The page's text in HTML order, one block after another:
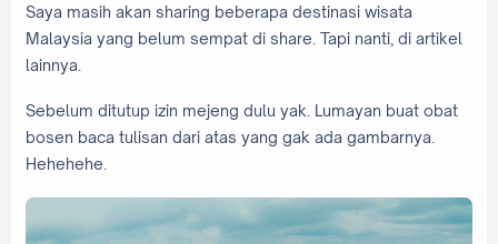
Saya masih akan sharing beberapa destinasi wisata
Malaysia yang belum sempat di share. Tapi nanti, di artikel
lainnya.
Sebelum ditutup izin mejeng dulu yak. Lumayan buat obat
bosen baca tulisan dari atas yang gak ada gambarnya.
Hehehehe.